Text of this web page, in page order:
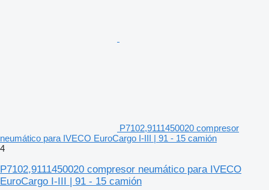
P7102,9111450020 compresor
neumático para IVECO EuroCargo I-III | 91 - 15 camión
4
P7102,9111450020 compresor neumático para IVECO
EuroCargo I-III | 91 - 15 camión